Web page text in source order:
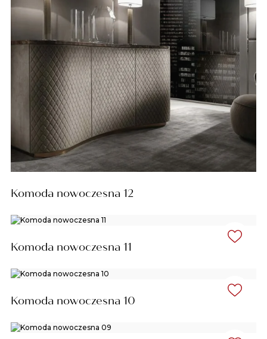
Komoda nowoczesna 12
Komoda nowoczesna 11
Komoda nowoczesna 10